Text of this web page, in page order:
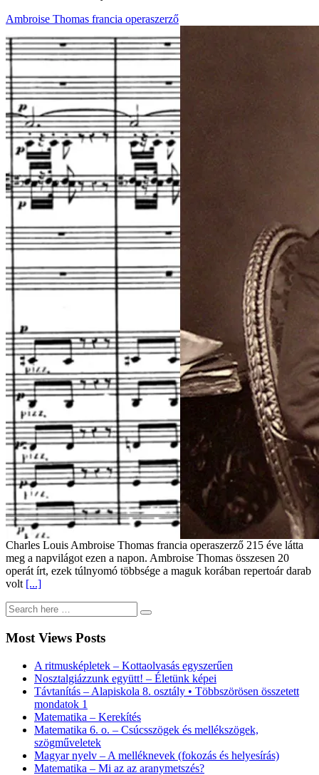
Ambroise Thomas francia operaszerző
Charles Louis Ambroise Thomas francia operaszerző 215 éve látta
meg a napvilágot ezen a napon. Ambroise Thomas összesen 20
operát írt, ezek túlnyomó többsége a maguk korában repertoár darab
volt [...]
Most Views Posts
A ritmusképletek – Kottaolvasás egyszerűen
Nosztalgiázzunk együtt! – Életünk képei
Távtanítás – Alapiskola 8. osztály • Többszörösen összetett
mondatok 1
Matematika – Kerekítés
Matematika 6. o. – Csúcsszögek és mellékszögek,
szögműveletek
Magyar nyelv – A melléknevek (fokozás és helyesírás)
Matematika – Mi az az aranymetszés?